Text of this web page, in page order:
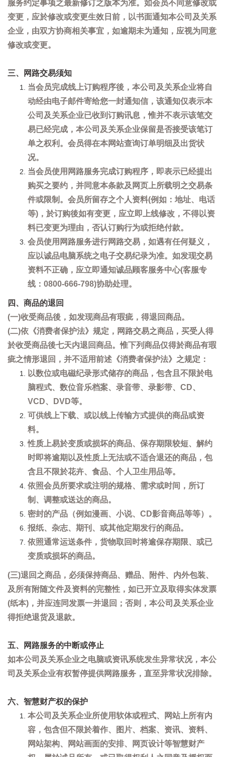
服务约定事项之最新修订之版本为准。如会员不同意修改或
变更，应於修改或变更生效日前，以书面通知本公司及关系
企业，由双方协商相关事宜，如逾期未为通知，应视为同意
修改或变更。
三、网路交易须知
当会员完成线上订购程序後，本公司及关系企业将自
动经由电子邮件寄给您一封通知信，该通知仅表示本
公司及关系企业已收到订购讯息，惟并不表示该笔交
易已经完成，本公司及关系企业保留是否接受该笔订
单之权利。会员得在本网站查询订单明细及出货状
况。
当会员使用网路服务完成订购程序，即表示已经提出
购买之要约，并同意本条款及网页上所载明之交易条
件或限制。会员所留存之个人资料(例如：地址、电话
等)，於订购後如有变更，应立即上线修改，不得以资
料已变更为理由，否认订购行为或拒绝付款。
会员使用网路服务进行网路交易，如遇有任何疑义，
应以诚品电脑系统之电子交易纪录为准。如发现交易
资料不正确，应立即通知诚品顾客服务中心(客服专
线：0800-666-798)协助处理。
四、商品的退回
(一)收受商品後，如发现商品有瑕疵，得退回商品。
(二)依《消费者保护法》规定，网路交易之商品，买受人得
於收受商品後七天内退回商品。惟下列商品仅得於商品有瑕
疵之情形退回，并不适用前述《消费者保护法》之规定：
以数位或电磁纪录形式储存的商品，包含且不限於电
脑程式、数位音乐档案、录音带、录影带、CD、
VCD、DVD等。
可供线上下载、或以线上传输方式提供的商品或资
料。
性质上易於变质或损坏的商品、保存期限较短、解约
时即将逾期以及性质上无法或不适合退还的商品，包
含且不限於花卉、食品、个人卫生用品等。
依照会员所要求或注明的规格、需求或时间，所订
制、调整或送达的商品。
密封的产品（例如漫画、小说、CD影音商品等等）。
报纸、杂志、期刊、或其他定期发行的商品。
依照通常运送条件，货物取回时将逾保存期限、或已
变质或损坏的商品。
(三)退回之商品，必须保持商品、赠品、附件、内外包装、
及所有附随文件及资料的完整性，如已开立及取得实体发票
(纸本)，并应连同发票一并退回；否则，本公司及关系企业
得拒绝退货及退款。
五、网路服务的中断或停止
如本公司及关系企业之电脑或资讯系统发生异常状况，本公
司及关系企业有权暂停提供网路服务，直至异常状况排除。
六、智慧财产权的保护
本公司及关系企业所使用软体或程式、网站上所有内
容，包含但不限於着作、图片、档案、资讯、资料、
网站架构、网站画面的安排、网页设计等智慧财产